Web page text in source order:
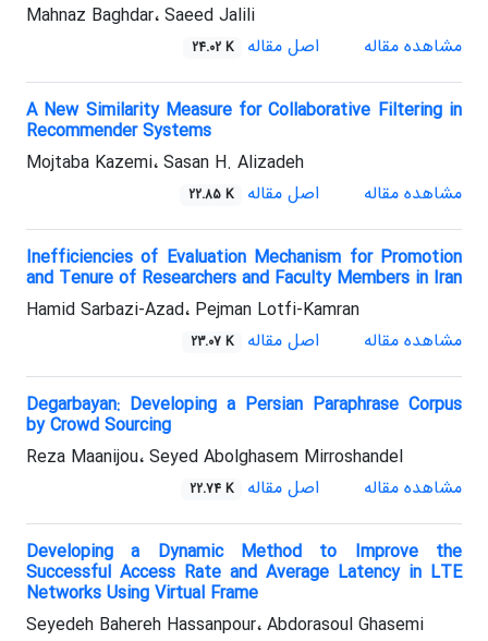
Mahnaz Baghdar، Saeed Jalili
مشاهده مقاله
اصل مقاله 24.02 K
A New Similarity Measure for Collaborative Filtering in
Recommender Systems
Mojtaba Kazemi، Sasan H. Alizadeh
مشاهده مقاله
اصل مقاله 22.85 K
Inefficiencies of Evaluation Mechanism for Promotion
and Tenure of Researchers and Faculty Members in Iran
Hamid Sarbazi-Azad، Pejman Lotfi-Kamran
مشاهده مقاله
اصل مقاله 23.07 K
Degarbayan: Developing a Persian Paraphrase Corpus
by Crowd Sourcing
Reza Maanijou، Seyed Abolghasem Mirroshandel
مشاهده مقاله
اصل مقاله 22.74 K
Developing a Dynamic Method to Improve the
Successful Access Rate and Average Latency in LTE
Networks Using Virtual Frame
Seyedeh Bahereh Hassanpour، Abdorasoul Ghasemi